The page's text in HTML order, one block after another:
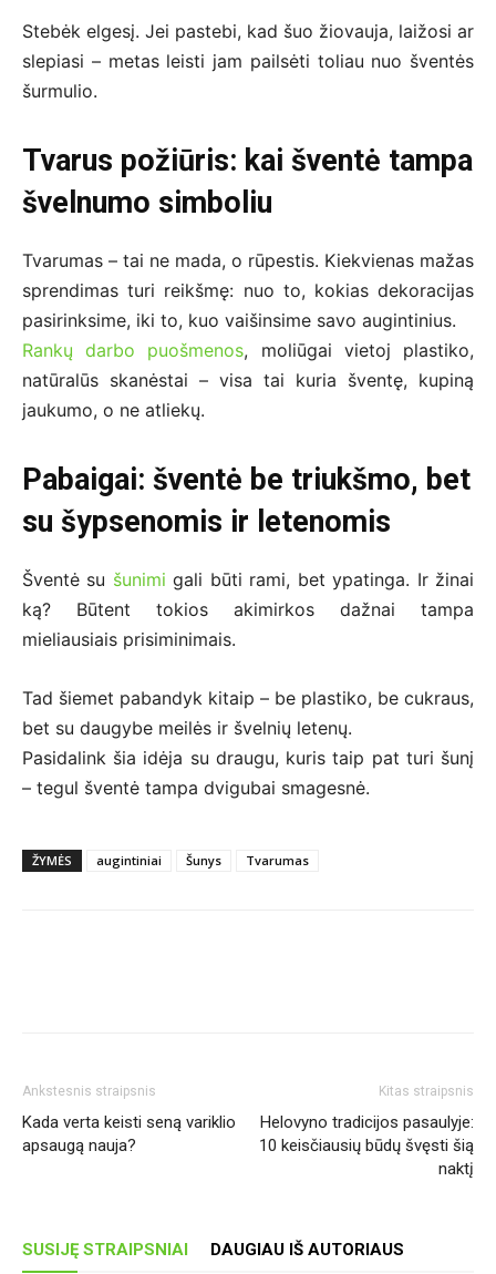
Stebėk elgesį. Jei pastebi, kad šuo žiovauja, laižosi ar
slepiasi – metas leisti jam pailsėti toliau nuo šventės
šurmulio.
Tvarus požiūris: kai šventė tampa
švelnumo simboliu
Tvarumas – tai ne mada, o rūpestis. Kiekvienas mažas
sprendimas turi reikšmę: nuo to, kokias dekoracijas
pasirinksime, iki to, kuo vaišinsime savo augintinius.
Rankų darbo puošmenos, moliūgai vietoj plastiko,
natūralūs skanėstai – visa tai kuria šventę, kupiną
jaukumo, o ne atliekų.
Pabaigai: šventė be triukšmo, bet
su šypsenomis ir letenomis
Šventė su šunimi gali būti rami, bet ypatinga. Ir žinai
ką? Būtent tokios akimirkos dažnai tampa
mieliausiais prisiminimais.
Tad šiemet pabandyk kitaip – be plastiko, be cukraus,
bet su daugybe meilės ir švelnių letenų.
Pasidalink šia idėja su draugu, kuris taip pat turi šunį
– tegul šventė tampa dvigubai smagesnė.
ŽYMĖS augintiniai Šunys Tvarumas
Ankstesnis straipsnis
Kada verta keisti seną variklio
apsaugą nauja?
Kitas straipsnis
Helovyno tradicijos pasaulyje:
10 keisčiausių būdų švęsti šią
naktį
SUSIJĘ STRAIPSNIAI DAUGIAU IŠ AUTORIAUS